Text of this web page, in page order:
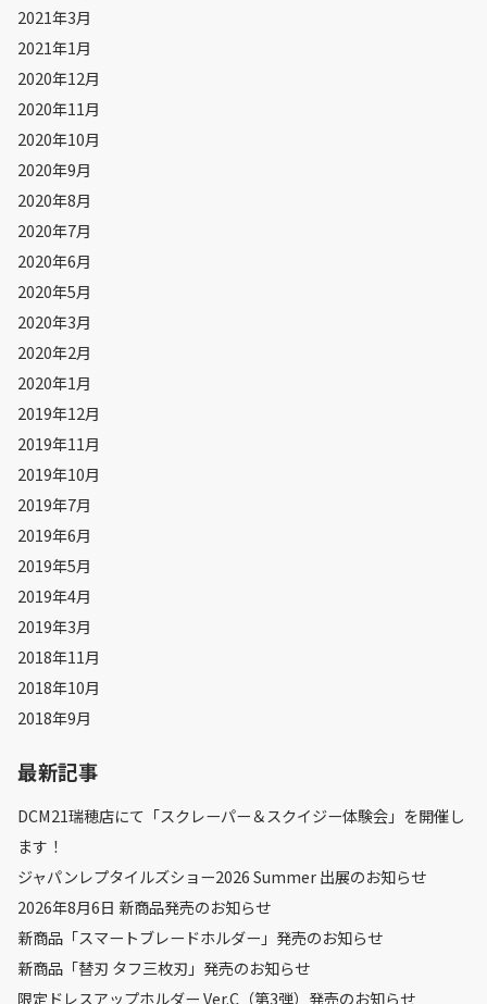
2021年3月
2021年1月
2020年12月
2020年11月
2020年10月
2020年9月
2020年8月
2020年7月
2020年6月
2020年5月
2020年3月
2020年2月
2020年1月
2019年12月
2019年11月
2019年10月
2019年7月
2019年6月
2019年5月
2019年4月
2019年3月
2018年11月
2018年10月
2018年9月
最新記事
DCM21瑞穂店にて「スクレーパー＆スクイジー体験会」を開催し
ます！
ジャパンレプタイルズショー2026 Summer 出展のお知らせ
2026年8月6日 新商品発売のお知らせ
新商品「スマートブレードホルダー」発売のお知らせ
新商品「替刃 タフ三枚刃」発売のお知らせ
限定ドレスアップホルダー Ver.C（第3弾）発売のお知らせ